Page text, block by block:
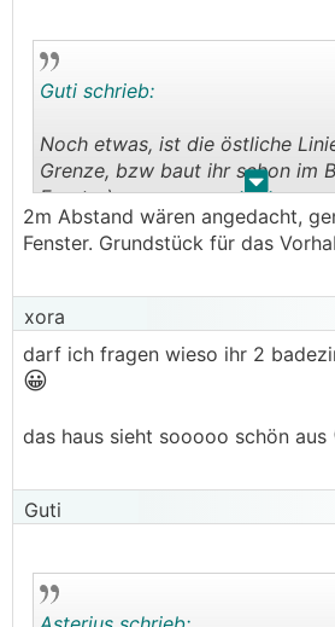
. .
Guti schrieb:
Noch etwas, ist die östliche
Grenze, bzw baut ihr schon im
Fenster)
2m Abstand wären angedacht,
Fenster. Grundstück für das
xora
darf ich fragen wieso ihr 2
😀
das haus sieht sooooo schön aus
Guti